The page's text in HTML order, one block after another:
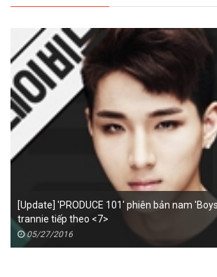
[Update] 'PRODUCE 101' phiên bản nam
trannie tiếp theo <7>
05/27/2016